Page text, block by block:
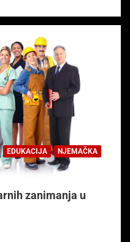
EDUKACIJA
NJEMAČKA
zanimanja u